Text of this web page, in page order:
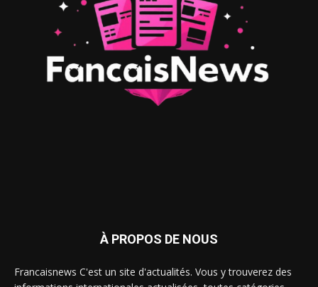
À PROPOS DE NOUS
Francaisnews C'est un site d'actualités. Vous y trouverez des